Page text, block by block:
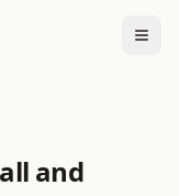
and